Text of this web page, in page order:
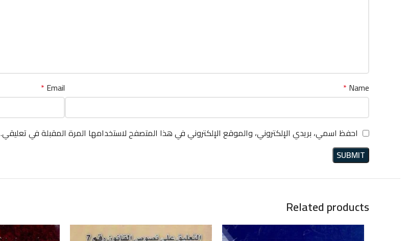
Name
*
Email
*
احفظ اسمي، بريدي الإلكتروني، والموقع الإلكتروني في هذا المتصفح لاستخدامها المرة المقبلة في تعليقي.
Related products